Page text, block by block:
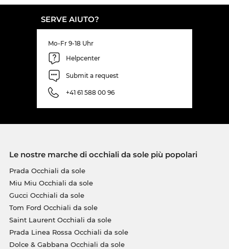
SERVE AIUTO?
Mo-Fr 9-18 Uhr
Helpcenter
Submit a request
+41 61 588 00 96
Le nostre marche di occhiali da sole più popolari
Prada Occhiali da sole
Miu Miu Occhiali da sole
Gucci Occhiali da sole
Tom Ford Occhiali da sole
Saint Laurent Occhiali da sole
Prada Linea Rossa Occhiali da sole
Dolce & Gabbana Occhiali da sole